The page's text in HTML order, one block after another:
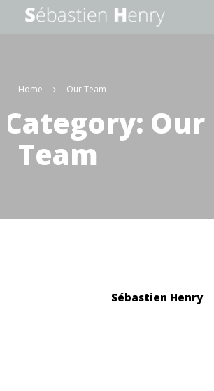
Home Our Team
Category: Our
Team
Sébastien Henry